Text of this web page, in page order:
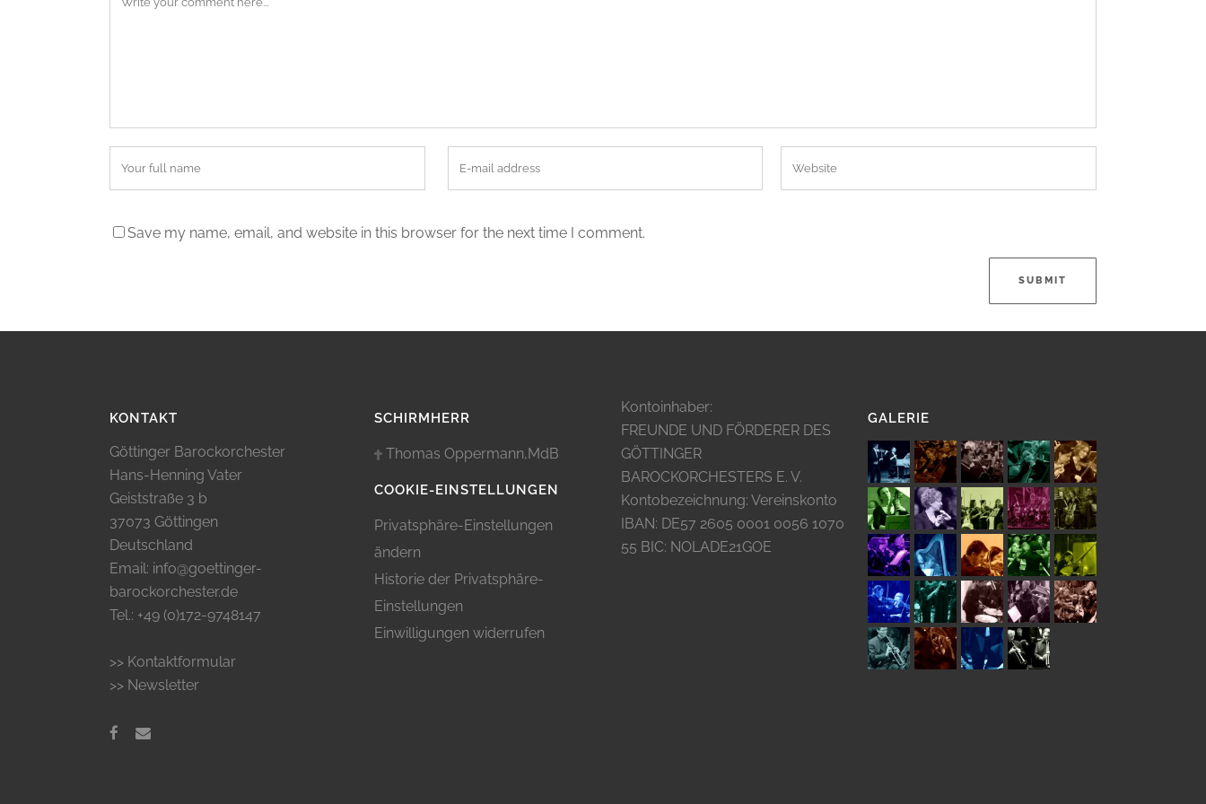
Save my name, email, and website in this browser for the next time I comment.
KONTAKT
Göttinger Barockorchester
Hans-Henning Vater
Geiststraße 3 b
37073 Göttingen
Deutschland
Email: info@goettinger-
barockorchester.de
Tel.: +49 (0)172-9748147
>> Kontaktformular
>> Newsletter
SCHIRMHERR
Thomas Oppermann,MdB
COOKIE-EINSTELLUNGEN
Privatsphäre-Einstellungen
ändern
Historie der Privatsphäre-
Einstellungen
Einwilligungen widerrufen
Kontoinhaber:
FREUNDE UND FÖRDERER DES
GÖTTINGER
BAROCKORCHESTERS E. V.
Kontobezeichnung: Vereinskonto
IBAN: DE57 2605 0001 0056 1070
55 BIC: NOLADE21GOE
GALERIE